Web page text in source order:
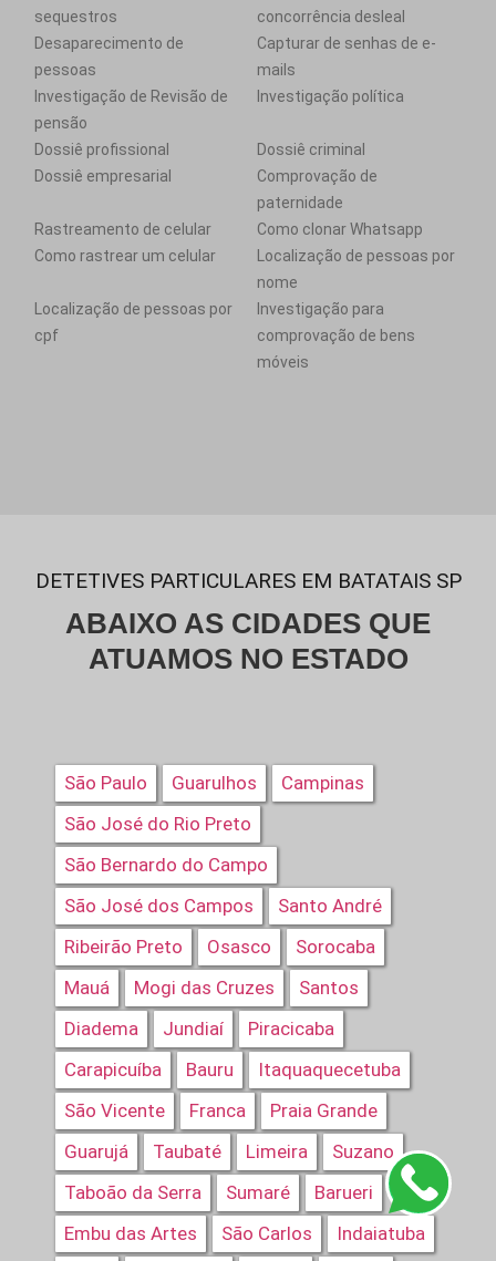
sequestros
concorrência desleal
Desaparecimento de
pessoas
Capturar de senhas de e-
mails
Investigação de Revisão de
pensão
Investigação política
Dossiê profissional
Dossiê criminal
Dossiê empresarial
Comprovação de
paternidade
Rastreamento de celular
Como clonar Whatsapp
Como rastrear um celular
Localização de pessoas por
nome
Localização de pessoas por
cpf
Investigação para
comprovação de bens
móveis
DETETIVES PARTICULARES EM BATATAIS SP
ABAIXO AS CIDADES QUE
ATUAMOS NO ESTADO
São Paulo Guarulhos
Campinas
São José do Rio Preto
São Bernardo do Campo
São José dos Campos
Santo André
Ribeirão Preto
Osasco
Sorocaba
Mauá
Mogi das Cruzes
Santos
Diadema
Jundiaí
Piracicaba
Carapicuíba
Bauru
Itaquaquecetuba
São Vicente
Franca
Praia Grande
Guarujá
Taubaté Limeira
Suzano
Taboão da Serra
Sumaré
Barueri
Embu das Artes
São Carlos Indaiatuba